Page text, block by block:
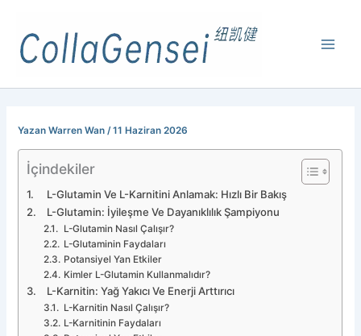
Yazan Warren Wan/11 Haziran 2026
İçindekiler
L-Glutamin Ve L-Karnitini Anlamak: Hızlı Bir Bakış
L-Glutamin: İyileşme Ve Dayanıklılık Şampiyonu
L-Glutamin Nasıl Çalışır?
L-Glutaminin Faydaları
Potansiyel Yan Etkiler
Kimler L-Glutamin Kullanmalıdır?
L-Karnitin: Yağ Yakıcı Ve Enerji Arttırıcı
L-Karnitin Nasıl Çalışır?
L-Karnitinin Faydaları